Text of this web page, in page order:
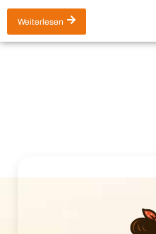
Weiterlesen